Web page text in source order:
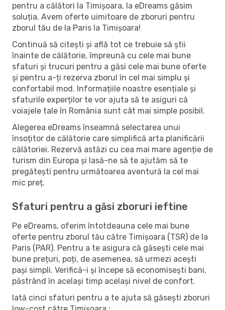
pentru a călători la Timișoara, la eDreams găsim
soluția. Avem oferte uimitoare de zboruri pentru
zborul tău de la Paris la Timișoara!
Continuă să citești și află tot ce trebuie să știi
înainte de călătorie, împreună cu cele mai bune
sfaturi și trucuri pentru a găsi cele mai bune oferte
și pentru a-ți rezerva zborul în cel mai simplu și
confortabil mod. Informațiile noastre esențiale și
sfaturile experților te vor ajuta să te asiguri că
voiajele tale în România sunt cât mai simple posibil.
Alegerea eDreams înseamnă selectarea unui
însoțitor de călătorie care simplifică arta planificării
călătoriei. Rezervă astăzi cu cea mai mare agenție de
turism din Europa și lasă-ne să te ajutăm să te
pregătești pentru următoarea aventură la cel mai
mic preț.
Sfaturi pentru a găsi zboruri ieftine
Pe eDreams, oferim întotdeauna cele mai bune
oferte pentru zborul tău către Timișoara (TSR) de la
Paris (PAR). Pentru a te asigura că găsești cele mai
bune prețuri, poți, de asemenea, să urmezi acești
pași simpli. Verifică-i și începe să economisești bani,
păstrând în același timp același nivel de confort.
Iată cinci sfaturi pentru a te ajuta să găsești zboruri